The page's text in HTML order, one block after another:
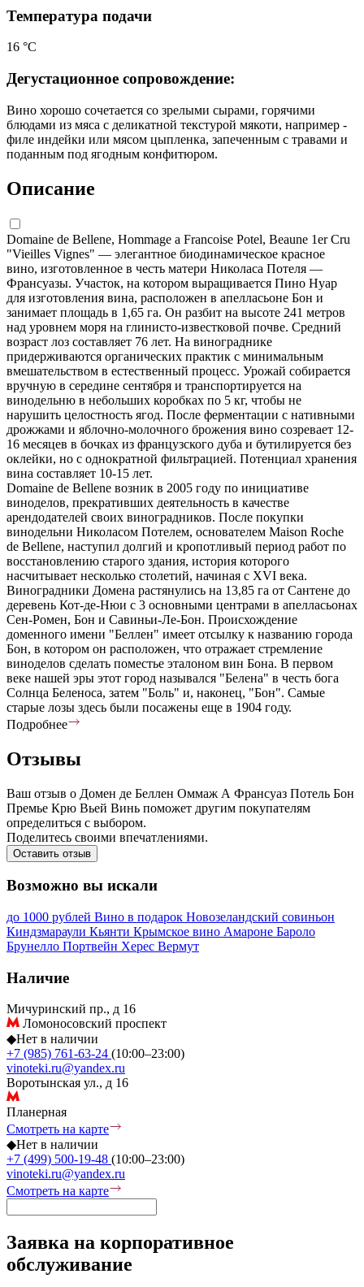
Температура подачи
16 °С
Дегустационное сопровождение:
Вино хорошо сочетается со зрелыми сырами, горячими
блюдами из мяса с деликатной текстурой мякоти, например -
филе индейки или мясом цыпленка, запеченным с травами и
поданным под ягодным конфитюром.
Описание
Domaine de Bellene, Hommage a Francoise Potel, Beaune 1er Cru
"Vieilles Vignes" — элегантное биодинамическое красное
вино, изготовленное в честь матери Николаса Потеля —
Франсуазы. Участок, на котором выращивается Пино Нуар
для изготовления вина, расположен в апелласьоне Бон и
занимает площадь в 1,65 га. Он разбит на высоте 241 метров
над уровнем моря на глинисто-известковой почве. Средний
возраст лоз составляет 76 лет. На винограднике
придерживаются органических практик с минимальным
вмешательством в естественный процесс. Урожай собирается
вручную в середине сентября и транспортируется на
винодельню в небольших коробках по 5 кг, чтобы не
нарушить целостность ягод. После ферментации с нативными
дрожжами и яблочно-молочного брожения вино созревает 12-
16 месяцев в бочках из французского дуба и бутилируется без
оклейки, но с однократной фильтрацией. Потенциал хранения
вина составляет 10-15 лет.
Domaine de Bellene возник в 2005 году по инициативе
виноделов, прекративших деятельность в качестве
арендодателей своих виноградников. После покупки
винодельни Николасом Потелем, основателем Maison Roche
de Bellene, наступил долгий и кропотливый период работ по
восстановлению старого здания, история которого
насчитывает несколько столетий, начиная с XVI века.
Виноградники Домена растянулись на 13,85 га от Сантене до
деревень Кот-де-Нюи с 3 основными центрами в апелласьонах
Сен-Ромен, Бон и Савиньи-Ле-Бон. Происхождение
доменного имени "Беллен" имеет отсылку к названию города
Бон, в котором он расположен, что отражает стремление
виноделов сделать поместье эталоном вин Бона. В первом
веке нашей эры этот город назывался "Белена" в честь бога
Солнца Беленоса, затем "Боль" и, наконец, "Бон". Самые
старые лозы здесь были посажены еще в 1904 году.
Подробнее
Отзывы
Ваш отзыв о Домен де Беллен Оммаж А Франсуаз Потель Бон
Премье Крю Вьей Винь поможет другим покупателям
определиться с выбором.
Поделитесь своими впечатлениями.
Оставить отзыв
Возможно вы искали
до 1000 рублей Вино в подарок Новозеландский совиньон
Киндзмараули Кьянти Крымское вино Амароне Бароло
Брунелло Портвейн Херес Вермут
Наличие
Мичуринский пр., д 16
Ломоносовский проспект
◆Нет в наличии
+7 (985) 761-63-24 (10:00–23:00)
vinoteki.ru@yandex.ru
Воротынская ул., д 16
Планерная
Смотреть на карте
◆Нет в наличии
+7 (499) 500-19-48 (10:00–23:00)
vinoteki.ru@yandex.ru
Смотреть на карте
Заявка на корпоративное
обслуживание